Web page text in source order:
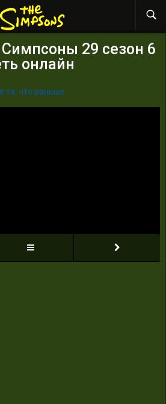
29 сезон 6
онлайн
та, что раньше